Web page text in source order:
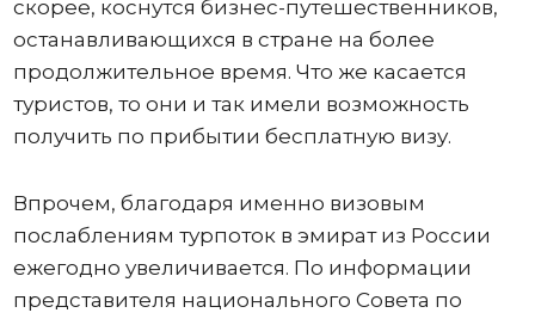
скорее, коснутся бизнес-путешественников,
останавливающихся в стране на более
продолжительное время. Что же касается
туристов, то они и так имели возможность
получить по прибытии бесплатную визу.
Впрочем, благодаря именно визовым
послаблениям турпоток в эмират из России
ежегодно увеличивается. По информации
представителя национального Совета по